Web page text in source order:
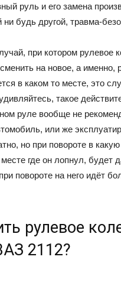
руль и его замена
ни будь другой, травма-
при котором рулевое
на новое, а именно,
в каком то месте, это
такое
руле вообще не
или же
но при повороте в
где он лопнул, будет
повороте на него идёт
рулевое
2112?